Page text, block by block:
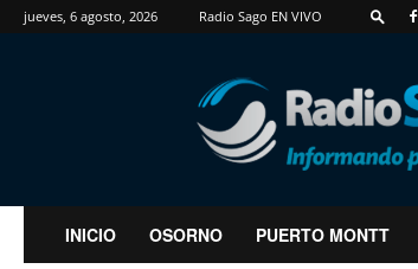
jueves, 6 agosto, 2026 Radio Sago EN VIVO
RadioSago
INICIO OSORNO PUERTO MONTT